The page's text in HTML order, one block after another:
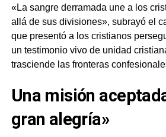
«La sangre derramada une a los
allá de sus divisiones», subrayó el
que presentó a los cristianos
un testimonio vivo de unidad
trasciende las fronteras
Una misión
gran alegría»